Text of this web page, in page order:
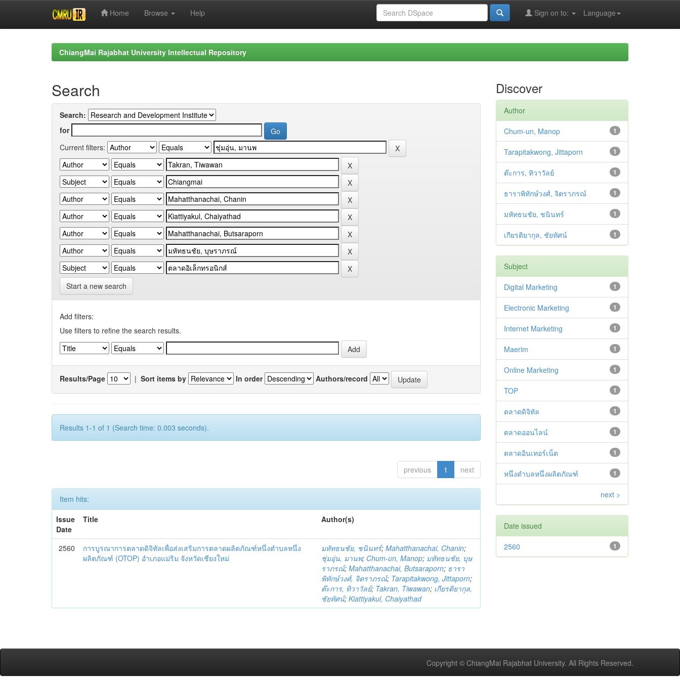
Home Browse Help Language
Sign on to:
ChiangMai Rajabhat University Intellectual Repository
Search
Search:
for
Current filters:
Start a new search
Add filters:
Use filters to refine the search results.
Results/Page | Sort items by In order Authors/record
Results 1-1 of 1 (Search time: 0.003 seconds).
previous 1 next
Item hits:
Issue
Date
Title Author(s)
2560
การบูรณาการตลาดดิจิทัลเพื่อส่งเสริมการตลาดผลิตภัณฑ์หนึ่งตำบลหนึ่ง
ผลิตภัณฑ์ (OTOP) อำเภอแม่ริม จังหวัดเชียงใหม่
มหัทธนชัย, ชนินทร์;Mahatthanachai, Chanin;
ชุ่มอุ่น, มานพ; Chum-un, Manop; มหัทธนชัย, บุษ
ราภรณ์;Mahatthanachai, Butsaraporn; ธารา
พิทักษ์วงศ์, จิตราภรณ์; Tarapitakwong, Jittaporn;
ต๊ะการ, ทิวาวัลย์; Takran, Tiwawan; เกียรติยากุล,
ชัยทัศน์;Kiattiyakul, Chaiyathad
Discover
Author
1
Chum-un, Manop
1
Tarapitakwong, Jittaporn
1
ต๊ะการ, ทิวาวัลย์
1
ธาราพิทักษ์วงศ์, จิตราภรณ์
1
มหัทธนชัย, ชนินทร์
1
เกียรติยากุล, ชัยทัศน์
Subject
1
Digital Marketing
1
Electronic Marketing
1
Internet Marketing
1
Maerim
1
Online Marketing
1
TOP
1
ตลาดดิจิทัล
1
ตลาดออนไลน์
1
ตลาดอินเทอร์เน็ต
1
หนึ่งตำบลหนึ่งผลิตภัณฑ์
next >
Date issued
1
2560
Copyright © ChiangMai Rajabhat University. All Rights Reserved.